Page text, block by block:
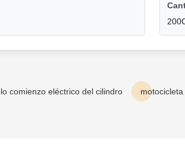
comienzo eléctrico del cilindro